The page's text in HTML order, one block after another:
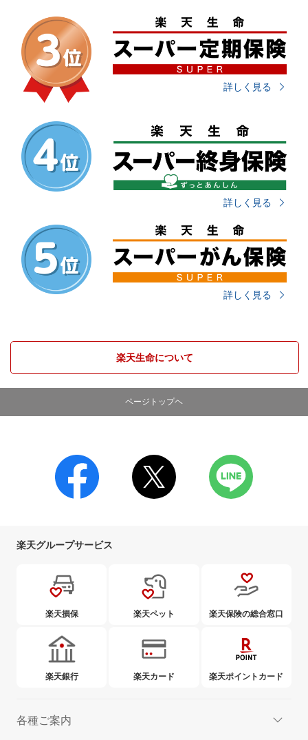
詳しく見る
詳しく見る
詳しく見る
楽天生命について
ページトップヘ
楽天グループサービス
楽天損保 楽天ペット 楽天保険の総合窓口
楽天銀行 楽天カード 楽天ポイントカード
各種ご案内